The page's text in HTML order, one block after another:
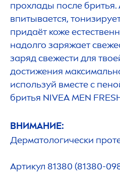
прохлады после
впитывается,
придаёт коже
надолго заряжает
заряд свежести для
достижения
используй вместе с
бритья NIVEAMEN
ВНИМАНИЕ:
Дерматологически
Артикул 81380 (81380-